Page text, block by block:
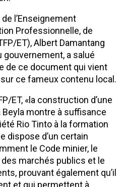
l’Enseignement
Professionnelle, de
ET), Albert Damantang
gouvernement, a salué
de ce document qui vient
ce fameux contenu local.
ET, «la construction d’une
montre à suffisance
Rio Tinto à la formation
dispose d’un certain
le Code minier, le
des marchés publics et le
prouvant également qu’il
et qui permettent à